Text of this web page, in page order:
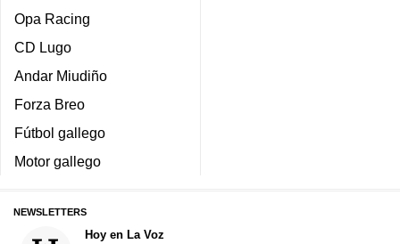
Opa Racing
CD Lugo
Andar Miudiño
Forza Breo
Fútbol gallego
Motor gallego
NEWSLETTERS
Hoy en La Voz